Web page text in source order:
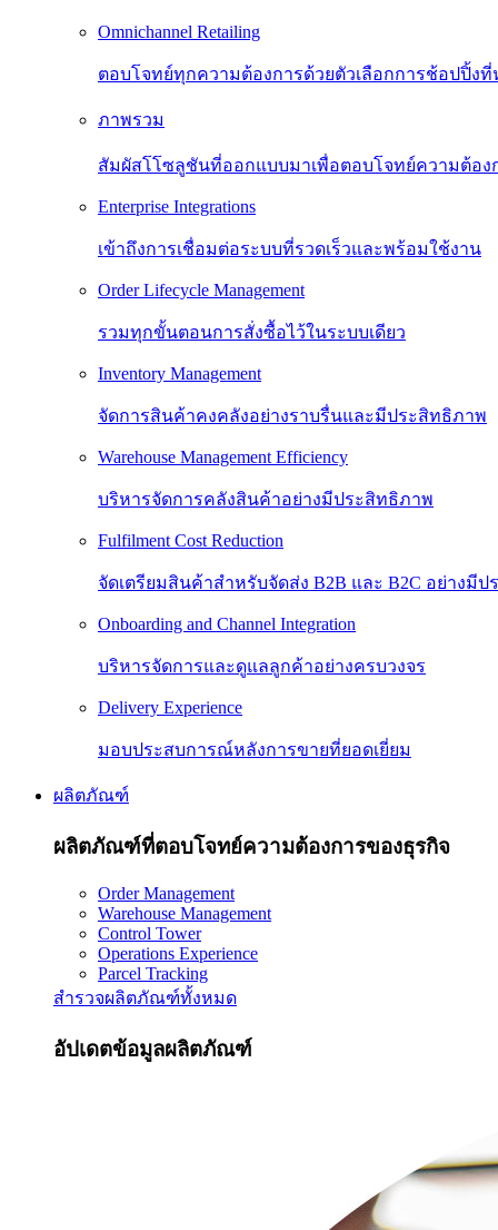
Omnichannel Retailing
ตอบโจทย์ทุกความต้องการด้วยตัวเลือกการช้อปปิ้ง
ภาพรวม
สัมผัสโโซลูชันที่ออกแบบมาเพื่อตอบโจทย์ความต้อง
Enterprise Integrations
เข้าถึงการเชื่อมต่อระบบที่รวดเร็วและพร้อมใช้งาน
Order Lifecycle Management
รวมทุกขั้นตอนการสั่งซื้อไว้ในระบบเดียว
Inventory Management
จัดการสินค้าคงคลังอย่างราบรื่นและมีประสิทธิภาพ
Warehouse Management Efficiency
บริหารจัดการคลังสินค้าอย่างมีประสิทธิภาพ
Fulfilment Cost Reduction
จัดเตรียมสินค้าสำหรับจัดส่ง B2B และ B2C อย่างมี
Onboarding and Channel Integration
บริหารจัดการและดูแลลูกค้าอย่างครบวงจร
Delivery Experience
มอบประสบการณ์หลังการขายที่ยอดเยี่ยม
ผลิตภัณฑ์
ผลิตภัณฑ์ที่ตอบโจทย์ความต้องการของธุรกิจ
Order Management
Warehouse Management
Control Tower
Operations Experience
Parcel Tracking
สำรวจผลิตภัณฑ์ทั้งหมด
อัปเดตข้อมูลผลิตภัณฑ์